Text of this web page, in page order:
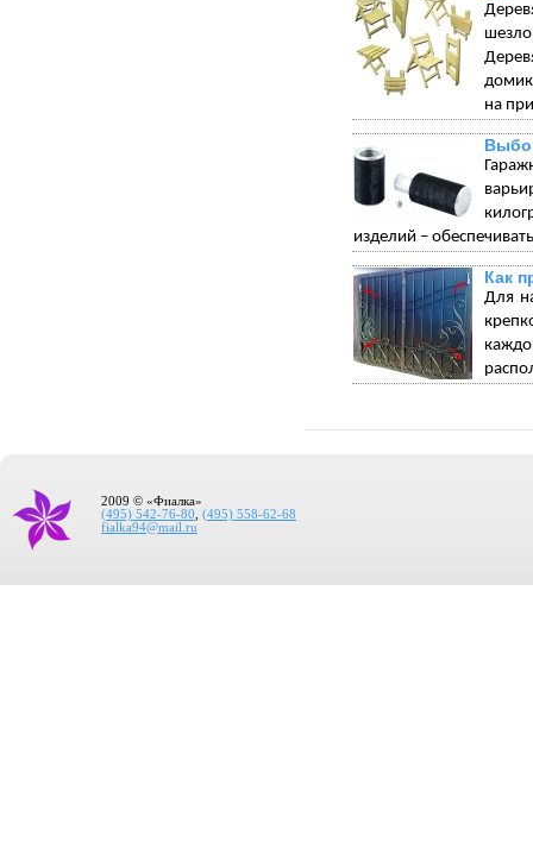
на
изделий –
Как
Для
2009 © «Фиалка»
(495) 542-76-80
(495) 558-62-68
fialka94@mail.ru